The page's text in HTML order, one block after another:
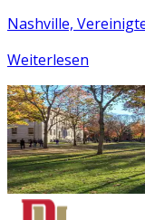
Nashville,
Weiterlesen